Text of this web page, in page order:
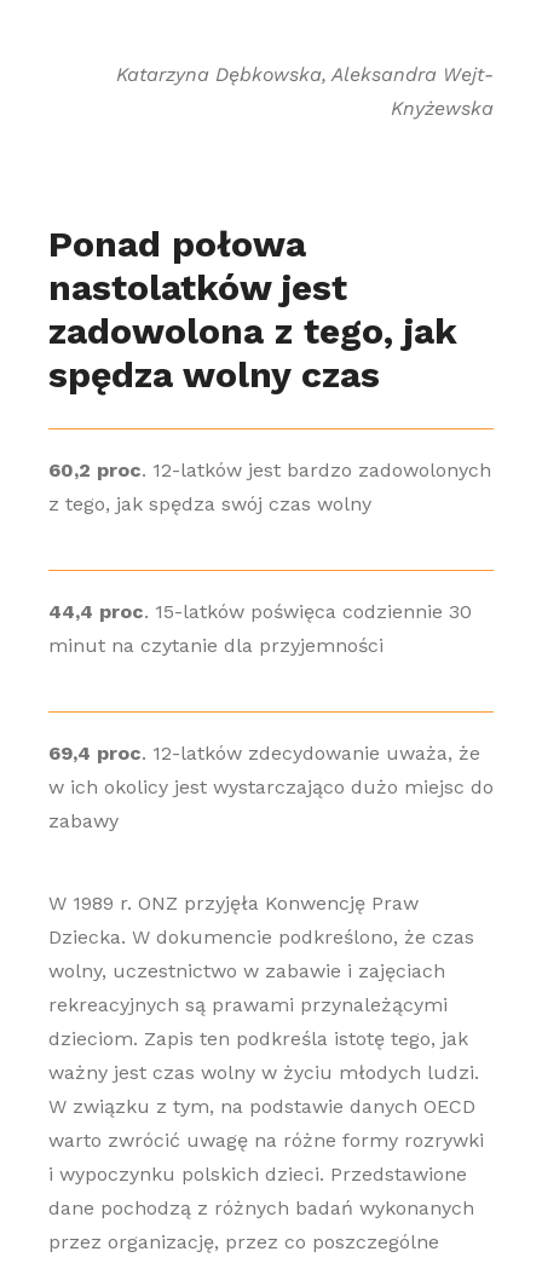
Katarzyna Dębkowska, Aleksandra Wejt-
Knyżewska
Ponad połowa
nastolatków jest
zadowolona z tego, jak
spędza wolny czas
60,2 proc. 12-latków jest bardzo zadowolonych
z tego, jak spędza swój czas wolny
44,4 proc. 15-latków poświęca codziennie 30
minut na czytanie dla przyjemności
69,4 proc. 12-latków zdecydowanie uważa, że
w ich okolicy jest wystarczająco dużo miejsc do
zabawy
W 1989 r. ONZ przyjęła Konwencję Praw
Dziecka. W dokumencie podkreślono, że czas
wolny, uczestnictwo w zabawie i zajęciach
rekreacyjnych są prawami przynależącymi
dzieciom. Zapis ten podkreśla istotę tego, jak
ważny jest czas wolny w życiu młodych ludzi.
W związku z tym, na podstawie danych OECD
warto zwrócić uwagę na różne formy rozrywki
i wypoczynku polskich dzieci. Przedstawione
dane pochodzą z różnych badań wykonanych
przez organizację, przez co poszczególne